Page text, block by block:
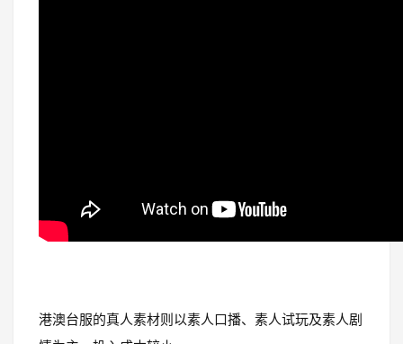
港澳台服的真人素材则以素人口播、素人试玩及素人剧